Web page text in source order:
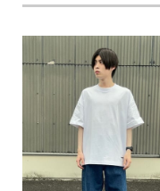
サイズ
ブランド